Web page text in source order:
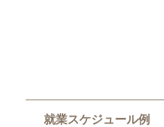
就業スケジュール例